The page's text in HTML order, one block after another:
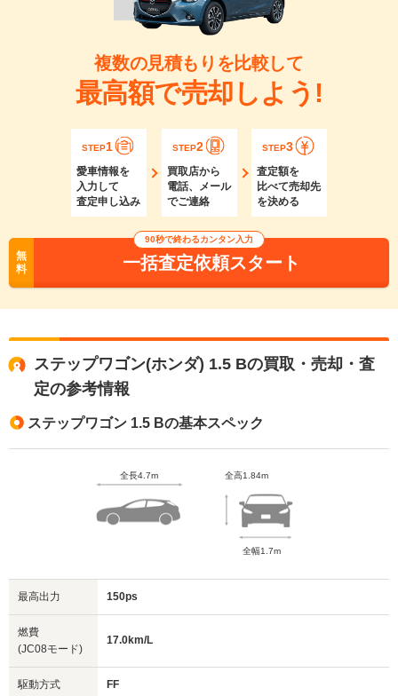
複数の見積もりを比較して
最高額で売却しよう!
STEP1
愛車情報を
入力して
査定申し込み
STEP2
買取店から
電話、メール
でご連絡
STEP3
査定額を
比べて売却先
を決める
無
料
90秒で終わるカンタン入力
一括査定依頼スタート
ステップワゴン(ホンダ) 1.5 Bの買取・売却・査
定の参考情報
ステップワゴン 1.5 Bの基本スペック
全長4.7m 全高1.84m
全幅1.7m
最高出力 150ps
燃費
(JC08モード)
17.0km/L
駆動方式 FF